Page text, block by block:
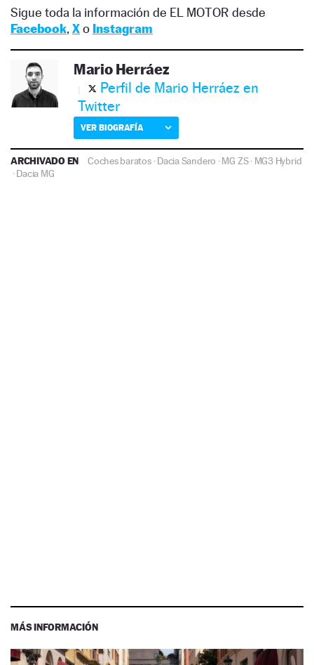
Sigue toda la información de EL MOTOR desde
Facebook, Xo Instagram
Mario Herráez
Perfil de Mario Herráez en
Twitter
VER BIOGRAFÍA
ARCHIVADO EN Coches baratos·Dacia Sandero ·MG ZS· MG3 Hybrid
·Dacia MG
MÁS INFORMACIÓN